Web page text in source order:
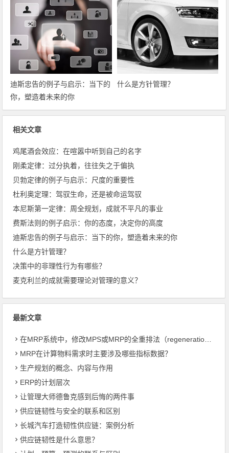
迪斯忠告的例子与启示：当下的
你，塑造着未来的你
什么是方针管理？
相关文章
鸡尾酒会效应：在喧嚣中听到自己的名字
刚柔定律：过分执着，往往失之于偏执
贝勃定律的例子与启示：尺度的重要性
杜利奥定理：驾驭生命，还是被命运驾驭
本尼斯第一定律：周全规划，成就不平凡的事业
费斯法则的例子启示：你的态度，决定你的高度
迪斯忠告的例子与启示：当下的你，塑造着未来的你
什么是方针管理？
决策中的非理性行为有哪些？
麦克利兰的成就需要理论对管理的意义？
最新文章
在MRP系统中，修改MPS或MRP的全重排法（regeneration）和净改变法？
MRP在计算物料需求时主要涉及哪些指标数据？
生产规划的概念、内容与作用
ERP的计划层次
让管理大师德鲁克感到后悔的两件事
供应链韧性与安全的联系和区别
长城汽车打造韧性供应链：案例分析
供应链韧性是什么意思？